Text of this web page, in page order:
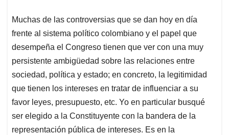
Muchas de las controversias que se dan hoy en día
frente al sistema político colombiano y el papel que
desempeña el Congreso tienen que ver con una muy
persistente ambigüedad sobre las relaciones entre
sociedad, política y estado; en concreto, la legitimidad
que tienen los intereses en tratar de influenciar a su
favor leyes, presupuesto, etc. Yo en particular busqué
ser elegido a la Constituyente con la bandera de la
representación pública de intereses. Es en la